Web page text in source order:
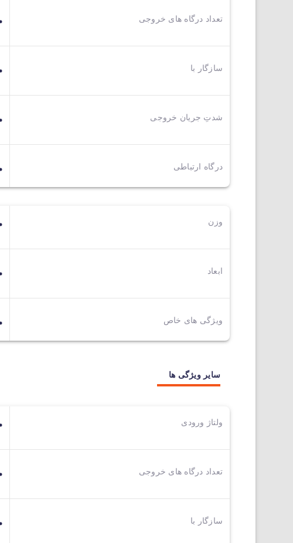
تعداد درگاه های خروجی
سازگار با
شدتِ جریان خروجی
درگاه ارتباطی
وزن
ابعاد
ویژگی های خاص
سایر ویژگی ها
ولتاژ ورودی
تعداد درگاه های خروجی
سازگار با